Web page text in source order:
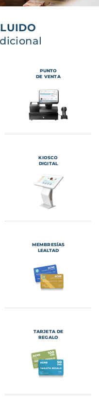
PUNTO
DE VENTA
KIOSCO
DIGITAL
MEMBRESÍAS
LEALTAD
TARJETA DE
REGALO